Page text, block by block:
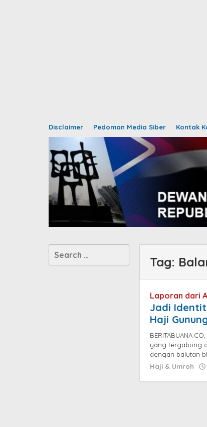
Disclaimer Pedoman Media Siber Kontak
Search
for:
Tag:
Laporan dari
Jadi
Haji
yang tergabung
dengan balutan
Haji & Umroh